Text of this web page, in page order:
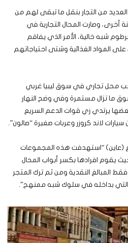
من التجار بنقل ما تبقى لهم من
أخرى، وصارت المحال التجارية في
شبه خالية، الأمر الذي يفاقم
المواد الغذائية وشتى احتياجاتهم
محل تجاري في سوق ليبيا غربي
ما تزال مستمرة وفي وضح النهار
يرتدي زي قوات الدعم السريع
لاند كروزر وعربات صغيرة “صالون”.
(عاين) “استهدفت هذه المجموعات
يقوم افرادها بكسر أبواب المحال
المبالغ النقدية ومن ثم ترك المتجر
التي بداخله في سلوك شبه ممنهج”.